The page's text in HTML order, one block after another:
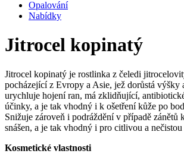
Opalování
Nabídky
Jitrocel kopinatý
Jitrocel kopinatý je rostlinka z čeledi
pocházející z Evropy a Asie, jež dorůstá výšky
urychluje hojení ran, má zklidňující,
účinky, a je tak vhodný i k ošetření kůže po
Snižuje zároveň i podráždění v případě zánětů
snášen, a je tak vhodný i pro citlivou a
Kosmetické vlastnosti